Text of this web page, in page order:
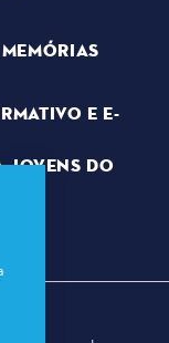
E E-
JOVENS DO